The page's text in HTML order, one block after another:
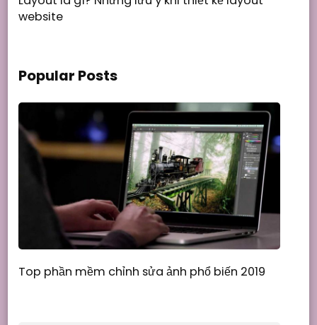
website
Popular Posts
Top phần mềm chỉnh sửa ảnh phổ biến 2019